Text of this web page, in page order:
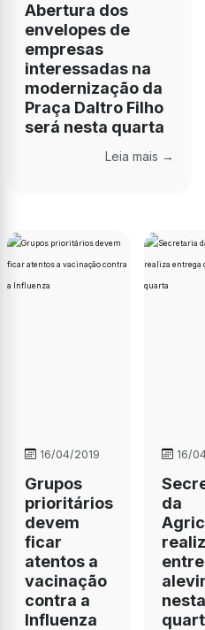
Abertura dos
envelopes de
empresas
interessadas na
modernização da
Praça Daltro Filho
será nesta quarta
Leia mais →
16/04/2019
Grupos
prioritários
devem
ficar
atentos a
vacinação
contra a
Influenza
16/
da
nesta